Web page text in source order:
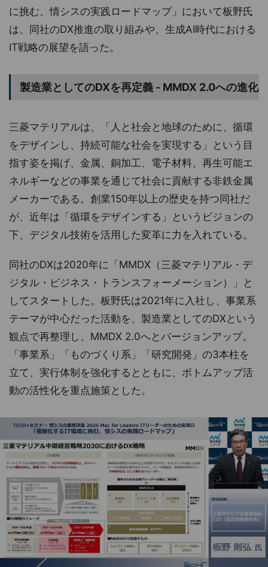
に挑む、情シスの実践ロードマップ」において板野氏
は、同社のDX推進の取り組みや、生成AI時代における
IT戦略の展望を語った。
製造業としてのDXを再定義 - MMDX 2.0への進化
三菱マテリアルは、「人と社会と地球のために、循環
をデザインし、持続可能な社会を実現する」という目
指す姿を掲げ、金属、銅加工、電子材料、再生可能エ
ネルギーなどの事業を通じて社会に貢献する非鉄金属
メーカーである。創業150年以上の歴史を持つ同社だ
が、近年は「循環をデザインする」というビジョンの
下、デジタル技術を活用した変革に力を入れている。
同社のDXは2020年に「MMDX（三菱マテリアル・デ
ジタル・ビジネス・トランスフォーメーション）」と
してスタートした。板野氏は2021年に入社し、事業系
テーマが中心だった活動を、製造業としてのDXという
観点で再整理し、MMDX 2.0へとバージョンアップ。
「事業系」「ものづくり系」「研究開発」の3本柱を
立て、実行体制を強化するとともに、ボトムアップ活
動の活性化を重点施策とした。